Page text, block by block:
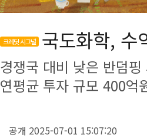
크레딧 시그널 국도화학,
경쟁국 대비 낮은 반덤
연평균 투자 규모 400
공개 2025-07-01 15:07:20